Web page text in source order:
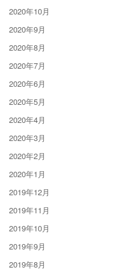
2020年10月
2020年9月
2020年8月
2020年7月
2020年6月
2020年5月
2020年4月
2020年3月
2020年2月
2020年1月
2019年12月
2019年11月
2019年10月
2019年9月
2019年8月